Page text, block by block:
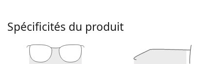
Monture de lunettes de vue
La couleur noire de la monture s'accorde
parfaitement avec tous les teints et des cheveux
Spécificités du produit